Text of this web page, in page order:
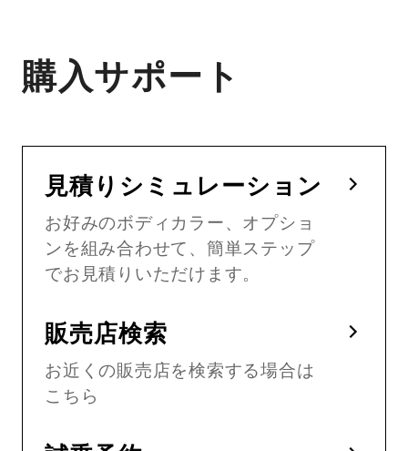
購入サポート
見積りシミュレーション
お好みのボディカラー、オプショ
ンを組み合わせて、簡単ステップ
でお見積りいただけます。
販売店検索
お近くの販売店を検索する場合は
こちら